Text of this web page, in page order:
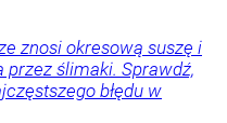
znosi okresową suszę i
przez ślimaki. Sprawdź,
błędu w